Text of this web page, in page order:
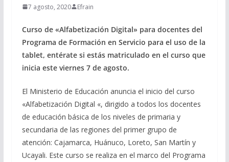
7 agosto, 2020 Efrain
Curso de «Alfabetización Digital» para docentes del
Programa de Formación en Servicio para el uso de la
tablet, entérate si estás matriculado en el curso que
inicia este viernes 7 de agosto.
El Ministerio de Educación anuncia el inicio del curso
«Alfabetización Digital «, dirigido a todos los docentes
de educación básica de los niveles de primaria y
secundaria de las regiones del primer grupo de
atención: Cajamarca, Huánuco, Loreto, San Martín y
Ucayali. Este curso se realiza en el marco del Programa